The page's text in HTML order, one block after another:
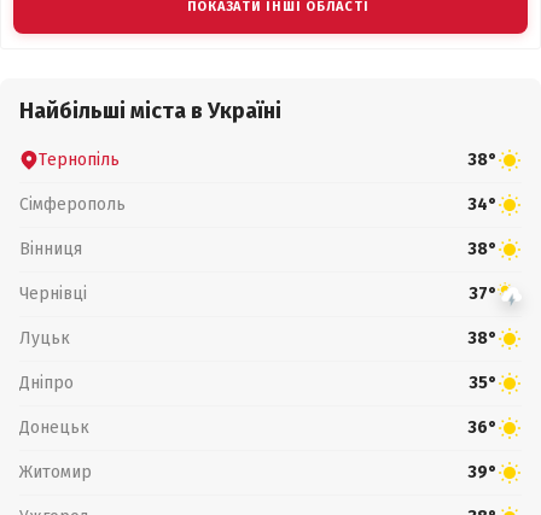
ПОКАЗАТИ ІНШІ ОБЛАСТІ
Найбільші міста в Україні
Тернопіль 38°
Сімферополь 34°
Вінниця 38°
Чернівці 37°
Луцьк 38°
Дніпро 35°
Донецьк 36°
Житомир 39°